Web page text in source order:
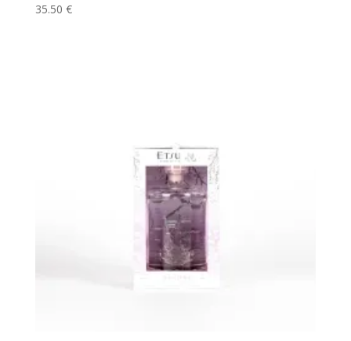
35.50 €